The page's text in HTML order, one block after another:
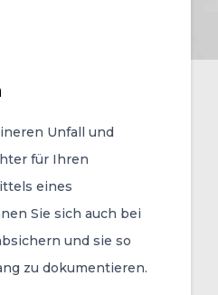
Unfall und
für Ihren
eines
Sie sich auch bei
und sie so
zu dokumentieren.